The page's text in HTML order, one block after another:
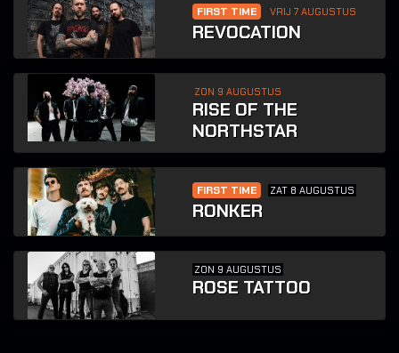
FIRST TIME VRIJ 7 AUGUSTUS
REVOCATION
ZON 9 AUGUSTUS
RISE OF THE
NORTHSTAR
FIRST TIME ZAT 8 AUGUSTUS
RONKER
ZON 9 AUGUSTUS
ROSE TATTOO